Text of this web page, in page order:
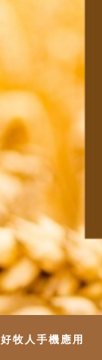
好牧人手機應用